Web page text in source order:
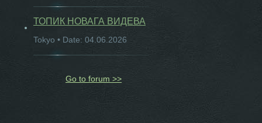
ТОПИК НОВАГА ВИДЕВА
Tokyo • Date: 04.06.2026
Go to forum >>